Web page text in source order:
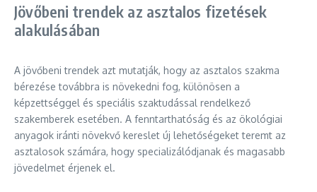
Jövőbeni trendek az asztalos fizetések
alakulásában
A jövőbeni trendek azt mutatják, hogy az asztalos szakma
bérezése továbbra is növekedni fog, különösen a
képzettséggel és speciális szaktudással rendelkező
szakemberek esetében. A fenntarthatóság és az ökológiai
anyagok iránti növekvő kereslet új lehetőségeket teremt az
asztalosok számára, hogy specializálódjanak és magasabb
jövedelmet érjenek el.